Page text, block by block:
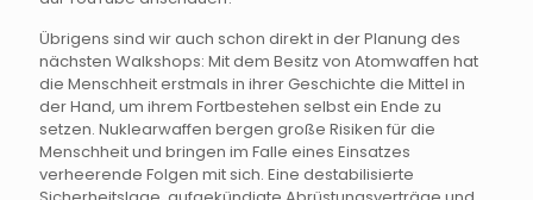
Übrigens sind wir auch schon direkt in der Planung des
nächsten Walkshops: Mit dem Besitz von Atomwaffen hat
die Menschheit erstmals in ihrer Geschichte die Mittel in
der Hand, um ihrem Fortbestehen selbst ein Ende zu
setzen. Nuklearwaffen bergen große Risiken für die
Menschheit und bringen im Falle eines Einsatzes
verheerende Folgen mit sich. Eine destabilisierte